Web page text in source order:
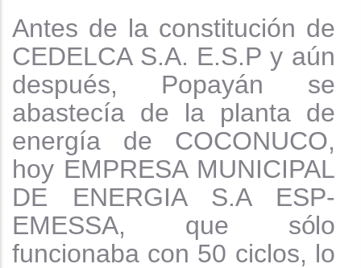
Antes de la constitución de
CEDELCA S.A. E.S.P y aún
después, Popayán se
abastecía de la planta de
energía de COCONUCO,
hoy EMPRESA MUNICIPAL
DE ENERGIA S.A ESP-
EMESSA, que sólo
funcionaba con 50 ciclos, lo